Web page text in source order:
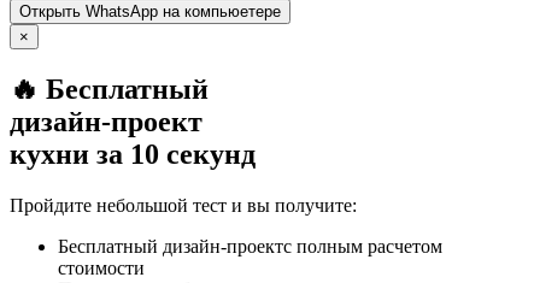
Открыть WhatsApp на компьюетере
×
🔥 Бесплатный
дизайн-проект
кухни за 10 секунд
Пройдите небольшой тест и вы получите:
Бесплатный дизайн-проектс полным расчетом
стоимости